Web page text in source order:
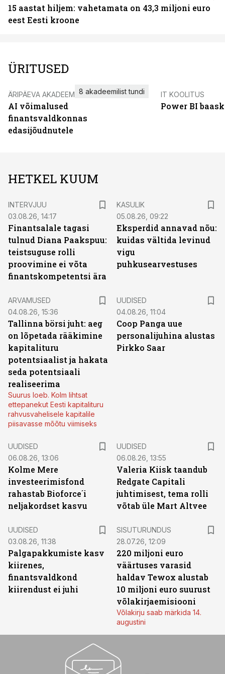
15 aastat hiljem: vahetamata on 43,3 miljoni euro
eest Eesti kroone
ÜRITUSED
ÄRIPÄEVA AKADEEMIA
AI võimalused
finantsvaldkonnas
edasijõudnutele
8 akadeemilist tundi IT KOOLITUS
Power BI
HETKEL KUUM
INTERVJUU
03.08.26, 14:17
Finantsalale tagasi
tulnud Diana Paakspuu:
teistsuguse rolli
proovimine ei võta
finantskompetentsi ära
KASULIK
05.08.26, 09:22
Eksperdid annavad nõu:
kuidas vältida levinud
vigu
puhkusearvestuses
ARVAMUSED
04.08.26, 15:36
Tallinna börsi juht: aeg
on lõpetada rääkimine
kapitalituru
potentsiaalist ja hakata
seda potentsiaali
realiseerima
Suurus loeb. Kolm lihtsat
ettepanekut Eesti kapitalituru
rahvusvahelisele kapitalile
piisavasse mõõtu viimiseks
UUDISED
04.08.26, 11:04
Coop Panga uue
personalijuhina alustas
Pirkko Saar
UUDISED
06.08.26, 13:06
Kolme Mere
investeerimisfond
rahastab Bioforce´i
neljakordset kasvu
UUDISED
06.08.26, 13:55
Valeria Kiisk taandub
Redgate Capitali
juhtimisest, tema rolli
võtab üle Mart Altvee
UUDISED
03.08.26, 11:38
Palgapakkumiste kasv
kiirenes,
finantsvaldkond
kiirendust ei juhi
SISUTURUNDUS
28.07.26, 12:09
220 miljoni euro
väärtuses varasid
haldav Tewox alustab
10 miljoni euro suurust
võlakirjaemisiooni
Võlakirju saab märkida 14.
augustini